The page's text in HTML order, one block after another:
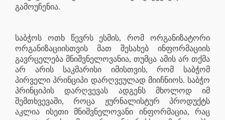
გამოუჩენია.
საბჭოს ოთხ წევრს ესმის, რომ ორგანიზატორი
ორგანიზაციისთვის მათ შესახებ ინფორმაციის
გავრცელება მნიშვნელოვანია, თუმცა ამის არ თქმა
არ არის საკმარისი იმისთვის, რომ საბჭომ
პირველი პრინციპი დარღვეულად მიიჩნიოს. საბჭო
პრინციპის დარღვევას ადგენს მხოლოდ იმ
შემთხვევაში, როცა ჟურნალისტურ პროდუქტს
აკლია ისეთი მნიშვნელოვანი ინფორმაცია, რაც